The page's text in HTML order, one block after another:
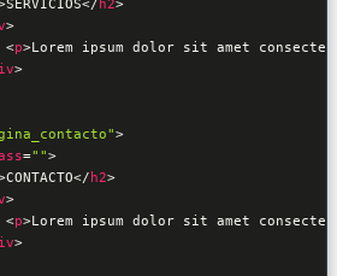
SERVICIOS</ h2>
>
<p>Lorem ipsum dolor sit amet
>
>
="">
CONTACTO</ h2>
>
<p>Lorem ipsum dolor sit amet
>